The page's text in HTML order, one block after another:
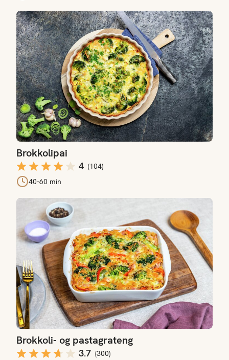
Brokkolipai
4 (104)
40-60 min
Brokkolipai
Brokkoli- og pastagrateng
3.7 (300)
Brokkoli- og pastagrateng